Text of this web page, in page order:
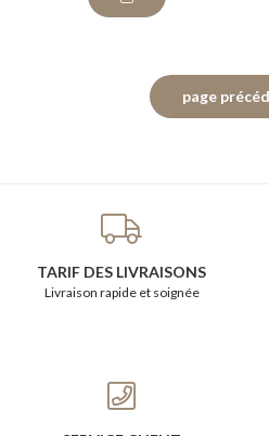
TARIF DES LIVRAISONS
Livraison rapide et soignée